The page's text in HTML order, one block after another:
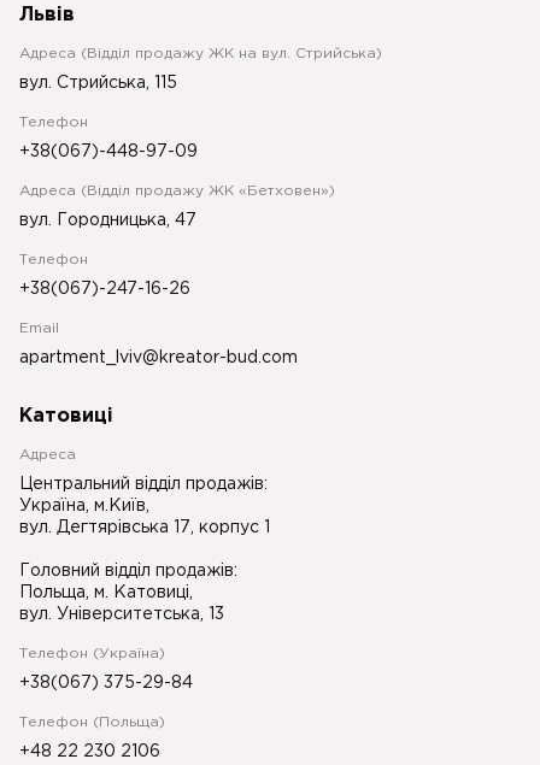
Львів
Адреса (Відділ продажу ЖК на вул. Стрийська)
вул. Стрийська, 115
Телефон
+38(067)-448-97-09
Адреса (Відділ продажу ЖК «Бетховен»)
вул. Городницька, 47
Телефон
+38(067)-247-16-26
Email
apartment_lviv@kreator-bud.com
Катовиці
Адреса
Центральний відділ продажів:
Україна, м.Київ,
вул. Дегтярівська 17, корпус 1
Головний відділ продажів:
Польща, м. Катовиці,
вул. Університетська, 13
Телефон (Україна)
+38(067) 375-29-84
Телефон (Польща)
+48 22 230 2106